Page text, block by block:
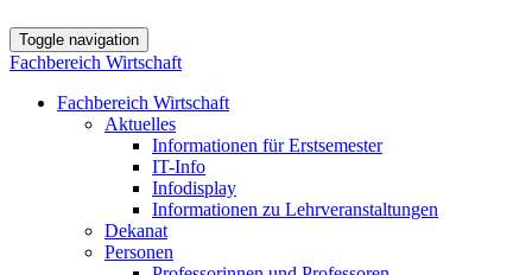
Toggle navigation
Fachbereich Wirtschaft
Fachbereich Wirtschaft
Aktuelles
Informationen für Erstsemester
IT-Info
Infodisplay
Informationen zu Lehrveranstaltungen
Dekanat
Personen